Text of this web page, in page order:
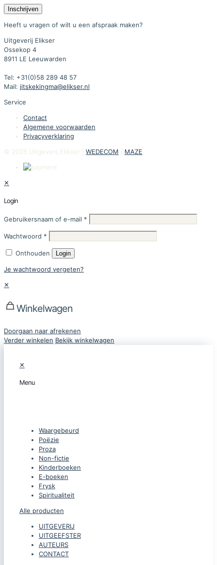
Heeft u vragen of wilt u een afspraak maken?
Uitgeverij Elikser
Ossekop 4
8911 LE Leeuwarden
Tel: +31(0)58 289 48 57
Mail: jitskekingma@elikser.nl
Service
Contact
Algemene voorwaarden
Privacyverklaring
© 2026 Uitgeverij Elikser | WEDECOM MAZE
✕
Login
Gebruikersnaam of e-mail *
Wachtwoord *
Onthouden Login
Je wachtwoord vergeten?
✕
Winkelwagen
Doorgaan naar afrekenen
Verder winkelen Bekijk winkelwagen
✕
Menu
Waargebeurd
Poëzie
Proza
Non-fictie
Kinderboeken
E-boeken
Frysk
Spiritualiteit
Alle producten
UITGEVERIJ
UITGEEFSTER
AUTEURS
CONTACT